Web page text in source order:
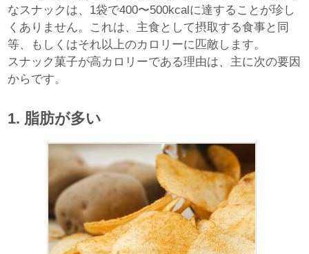
なスナックは、1袋で400〜500kcalに達することが珍し
くありません。これは、主食として摂取する食事と同
等、もしくはそれ以上のカロリーに匹敵します。
スナック菓子が高カロリーである理由は、主に次の要因
からです。
1. 脂肪が多い